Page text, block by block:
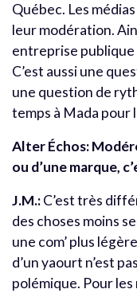
Québec. Les
leur modération.
entreprise publique
C’est aussi une
une question de
temps à Mada pour
Alter Échos:
ou d’une marque,
J.M.:C’est très
des choses moins
une com’ plus
d’un yaourt n’est
polémique. Pour